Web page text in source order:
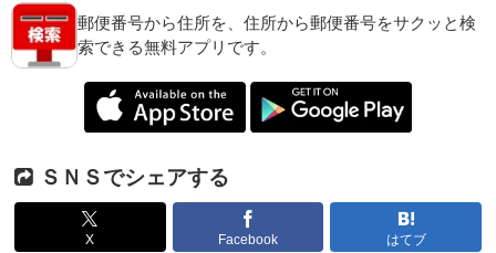
郵便番号から住所を、住所から郵便番号をサクッと検
索できる無料アプリです。
ＳＮＳでシェアする
X Facebook はてブ